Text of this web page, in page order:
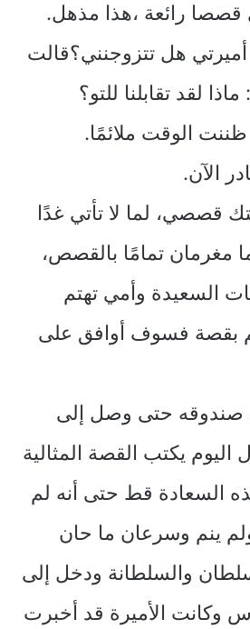
قصصا رائعة ،هذا مذهل.
هل تتزوجنني؟قالت
لقد تقابلنا للتو؟
الوقت ملائمًا.
الآن.
قصصي، لما لا تأتي غدًا
مغرمان تمامًا بالقصص،
السعيدة وأمي تهتم
بقصة فسوف أوافق على
صندوقه حتى وصل إلى
اليوم يكتب القصة المثالية
السعادة قط حتى أنه لم
ينم وسرعان ما حان
والسلطانة ودخل إلى
وكانت الأميرة قد أخبرت